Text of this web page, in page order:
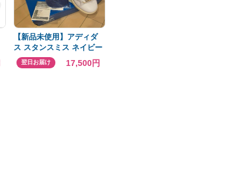
【新品未使用】アディダ
ス スタンスミス ネイビー
ガラスレザー 27.0cm
翌日お届け 17,500円